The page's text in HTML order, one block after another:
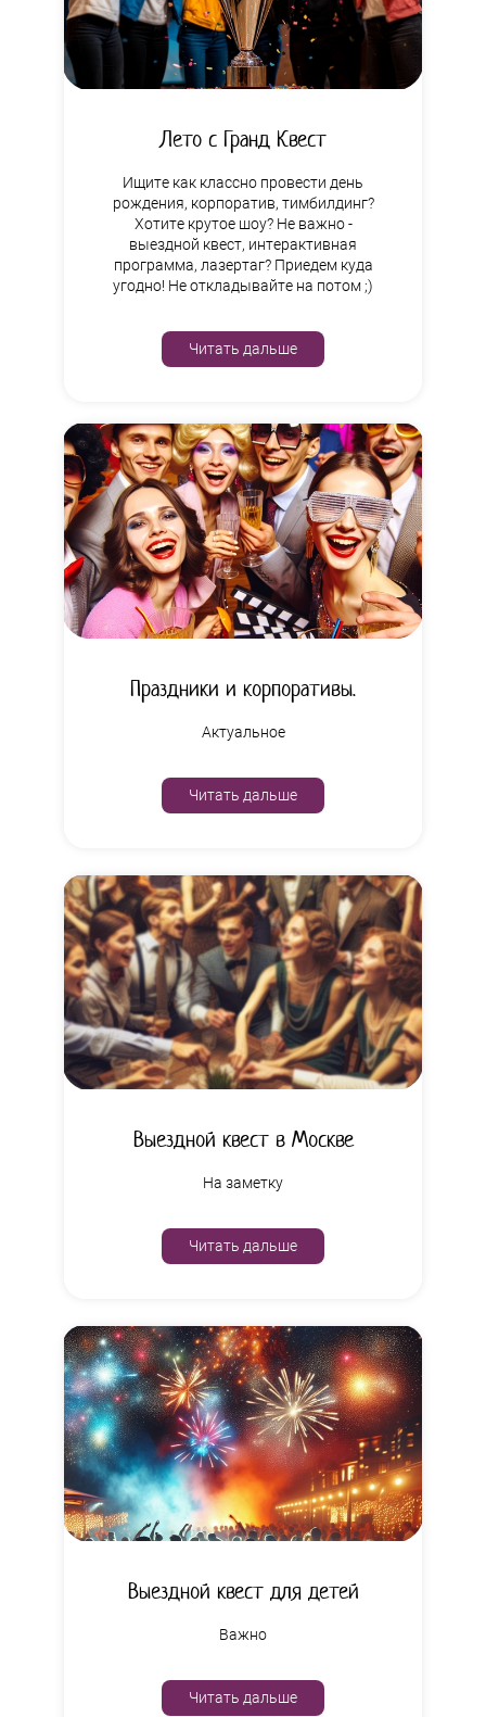
Лето с Гранд Квест
Ищите как классно провести день
рождения, корпоратив, тимбилдинг?
Хотите крутое шоу? Не важно -
выездной квест, интерактивная
программа, лазертаг? Приедем куда
угодно! Не откладывайте на потом ;)
Читать дальше
Праздники и корпоративы.
Актуальное
Читать дальше
Выездной квест в Москве
На заметку
Читать дальше
Выездной квест для детей
Важно
Читать дальше